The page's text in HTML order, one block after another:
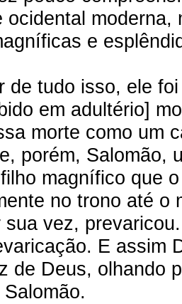
ocidental moderna,
e
de tudo isso, ele
em adultério]
morte como um
porém, Salomão,
magnífico que
no trono até o
sua vez,
E assim
de Deus, olhando